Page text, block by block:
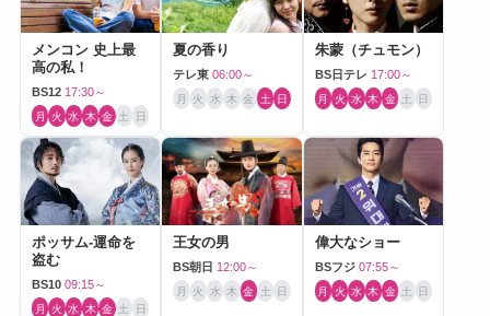
メンコン 史上最
高の私！
BS12 17:30～
月 火 水 木 金 土 日
夏の香り
テレ東 06:00～
月 火 水 木 金 土 日
朱蒙（チュモン）
BS日テレ 17:00～
月 火 水 木 金 土 日
ポッサム-運命を
盗む
BS10 09:15～
月 火 水 木 金 土 日
王女の男
BS朝日 12:00～
月 火 水 木 金 土 日
偉大なショー
BSフジ 07:55～
月 火 水 木 金 土 日